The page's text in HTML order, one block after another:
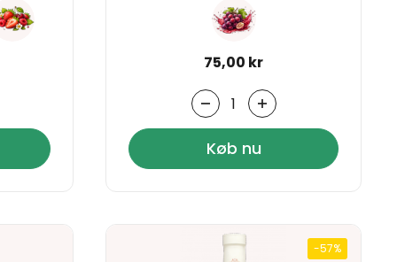
Normal pris
75,00 kr
Antal
Køb nu
-57%